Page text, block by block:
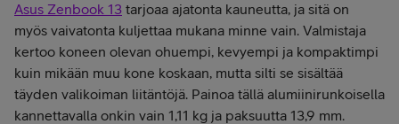
Asus Zenbook 13 tarjoaa ajatonta kauneutta, ja sitä on
myös vaivatonta kuljettaa mukana minne vain. Valmistaja
kertoo koneen olevan ohuempi, kevyempi ja kompaktimpi
kuin mikään muu kone koskaan, mutta silti se sisältää
täyden valikoiman liitäntöjä. Painoa tällä alumiinirunkoisella
kannettavalla onkin vain 1,11 kg ja paksuutta 13,9 mm.